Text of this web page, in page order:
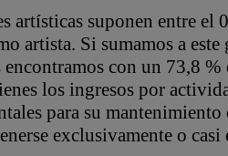
suponen entre el
artista. Si sumamos a
con un 73,8
los ingresos por
para su
exclusivamente o